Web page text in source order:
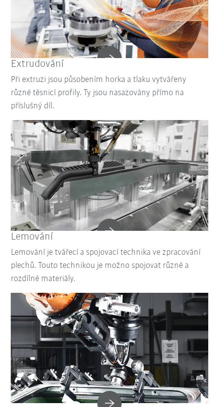
Extrudování
Při extruzi jsou působením horka a tlaku vytvářeny
různé těsnicí profily. Ty jsou nasazovány přímo na
příslušný díl.
Lemování
Lemování je tvářecí a spojovací technika ve zpracování
plechů. Touto technikou je možno spojovat různé a
rozdílné materiály.